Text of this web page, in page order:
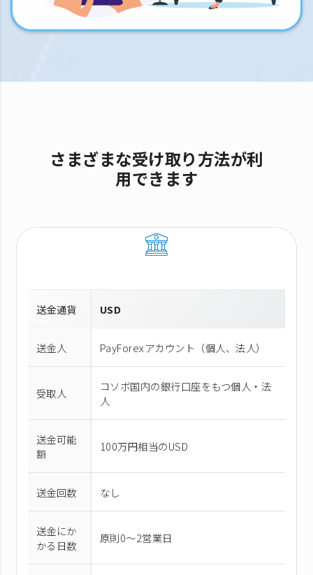
さまざまな受け取り方法が利
用できます
送金通貨 USD
送金人 PayForexアカウント（個⼈、法⼈）
受取人
コソボ国内の銀行口座をもつ個人・法
人
送金可能
額
100万円相当のUSD
送金回数 なし
送金にか
かる日数
原則0〜2営業日